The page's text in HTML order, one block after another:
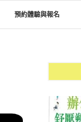
預約體驗與報名